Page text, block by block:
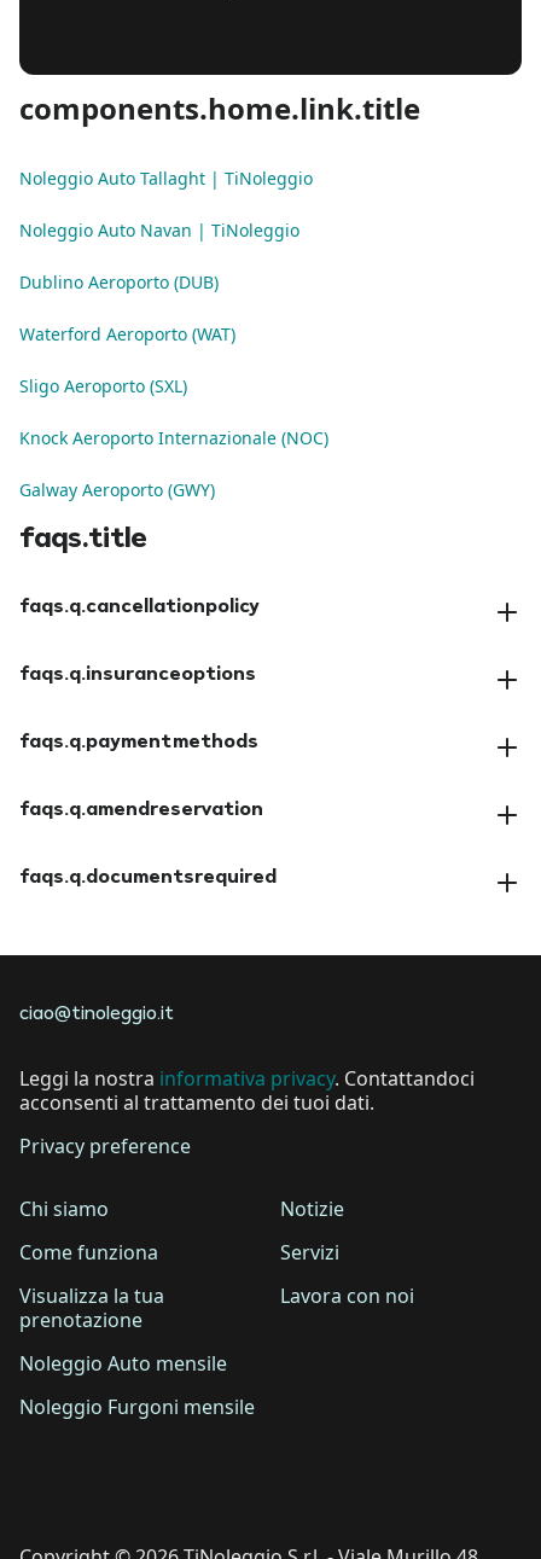
components.home.link.title
Noleggio Auto Tallaght | TiNoleggio
Noleggio Auto Navan | TiNoleggio
Dublino Aeroporto (DUB)
Waterford Aeroporto (WAT)
Sligo Aeroporto (SXL)
Knock Aeroporto Internazionale (NOC)
Galway Aeroporto (GWY)
faqs.title
faqs.q.cancellationpolicy
faqs.q.insuranceoptions
faqs.q.paymentmethods
faqs.q.amendreservation
faqs.q.documentsrequired
ciao@tinoleggio.it
Leggi la nostra informativa privacy. Contattandoci
acconsenti al trattamento dei tuoi dati.
Privacy preference
Chi siamo
Come funziona
Visualizza la tua
prenotazione
Noleggio Auto mensile
Noleggio Furgoni mensile
Notizie
Servizi
Lavora con noi